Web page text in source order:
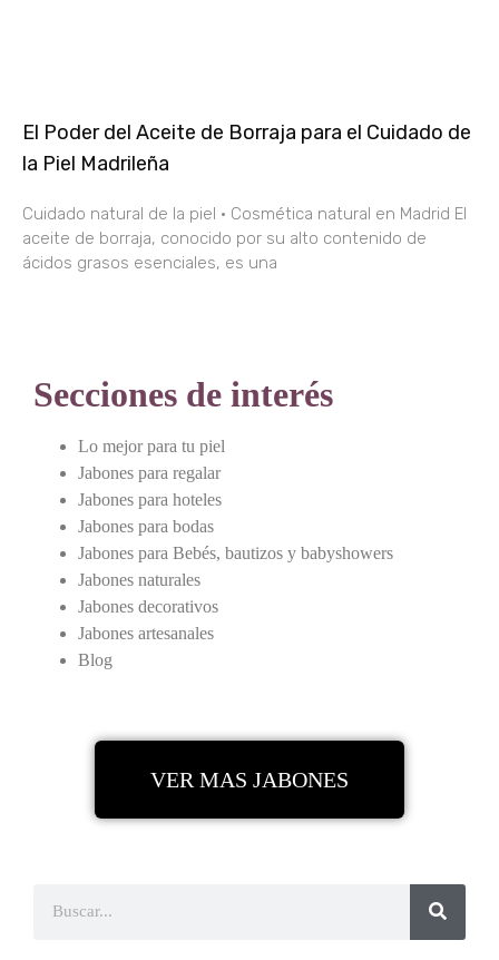
El Poder del Aceite de Borraja para el Cuidado de
la Piel Madrileña
Cuidado natural de la piel · Cosmética natural en Madrid El
aceite de borraja, conocido por su alto contenido de
ácidos grasos esenciales, es una
Secciones de interés
Lo mejor para tu piel
Jabones para regalar
Jabones para hoteles
Jabones para bodas
Jabones para Bebés, bautizos y babyshowers
Jabones naturales
Jabones decorativos
Jabones artesanales
Blog
VER MAS JABONES